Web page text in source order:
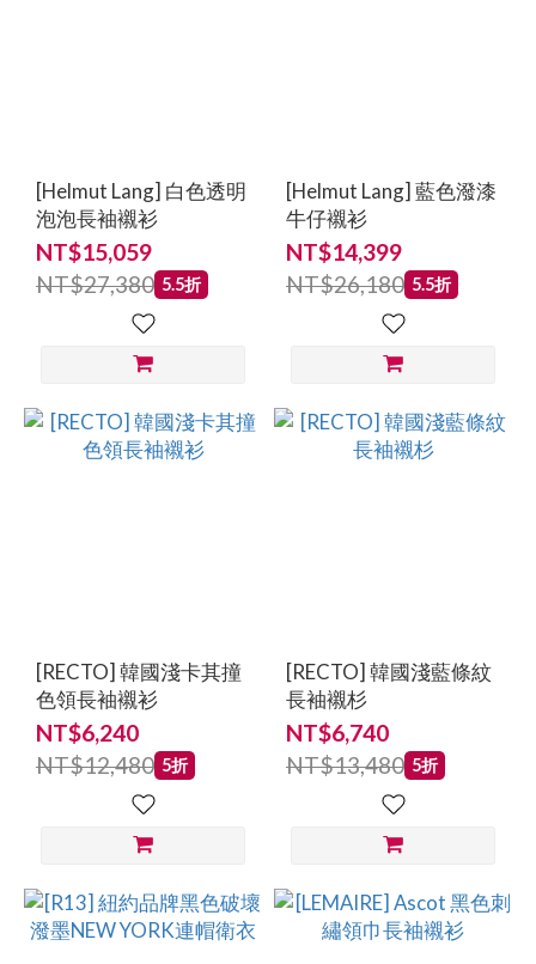
[Helmut Lang] 白色透明
泡泡長袖襯衫
NT$15,059
NT$27,380 5.5折
[Helmut Lang] 藍色潑漆
牛仔襯衫
NT$14,399
NT$26,180 5.5折
[RECTO] 韓國淺卡其撞
色領長袖襯衫
NT$6,240
NT$12,480 5折
[RECTO] 韓國淺藍條紋
長袖襯杉
NT$6,740
NT$13,480 5折